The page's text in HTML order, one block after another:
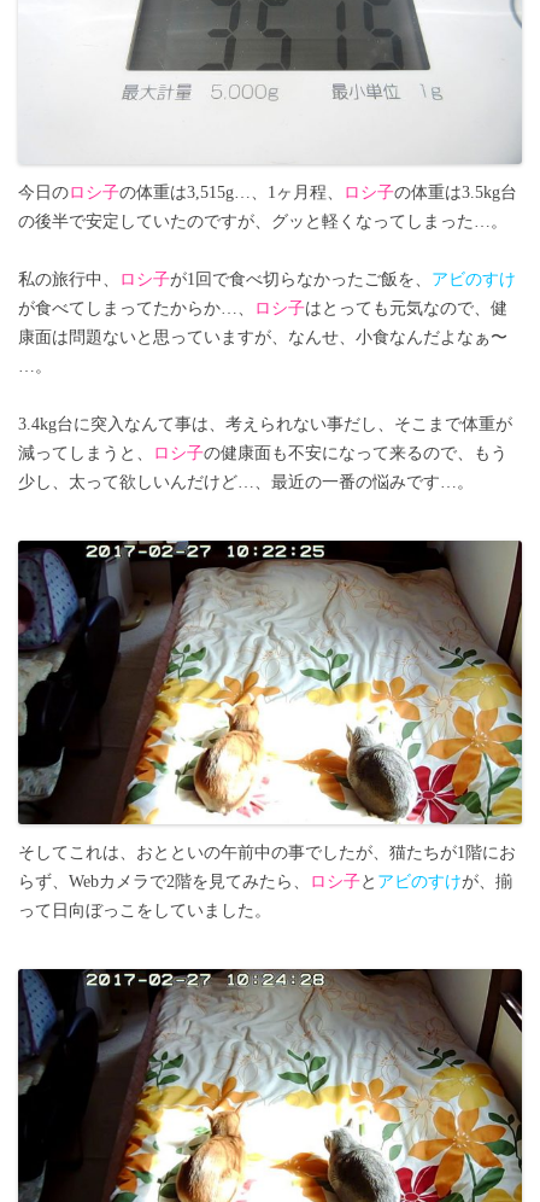
今日のロシ子の体重は3,515g…、1ヶ月程、 ロシ子の体重は3.5kg台
の後半で安定していたのですが、グッと軽くなってしまった…。
私の旅行中、 ロシ子が1回で食べ切らなかったご飯を、 アビのすけ
が食べてしまってたからか…、
ロシ子はとっても元気なので、健
康面は問題ないと思っていますが、なんせ、小食なんだよなぁ〜
…。
3.4kg台に突入なんて事は、考えられない事だし、そこまで体重が
減ってしまうと、
ロシ子の健康面も不安になって来るので、もう
少し、太って欲しいんだけど…、最近の一番の悩みです…。
そしてこれは、おとといの午前中の事でしたが、猫たちが1階にお
らず、Webカメラで2階を見てみたら、
ロシ子と アビのすけが、揃
って日向ぼっこをしていました。